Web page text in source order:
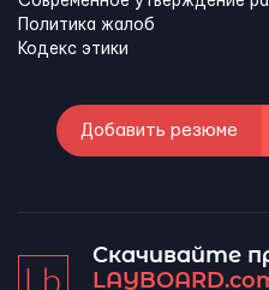
Политика жалоб
Кодекс этики
Добавить резюме
Скачивайте